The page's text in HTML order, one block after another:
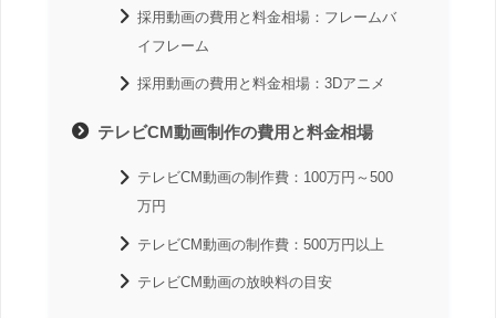
採用動画の費用と料金相場：フレームバ
イフレーム
採用動画の費用と料金相場：3Dアニメ
テレビCM動画制作の費用と料金相場
テレビCM動画の制作費：100万円～500
万円
テレビCM動画の制作費：500万円以上
テレビCM動画の放映料の目安